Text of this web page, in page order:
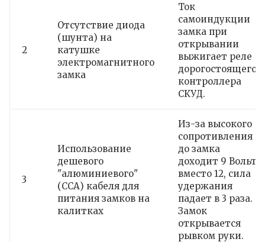
2
Отсутствие диода
(шунта) на
катушке
электромагнитного
замка
Ток
самоиндукции
замка при
открывании
выжигает реле
дорогостоящего
контроллера
СКУД.
3
Использование
дешевого
"алюминиевого"
(CCA) кабеля для
питания замков на
калитках
Из-за высокого
сопротивления
до замка
доходит 9 Вольт
вместо 12, сила
удержания
падает в 3 раза.
Замок
открывается
рывком руки.